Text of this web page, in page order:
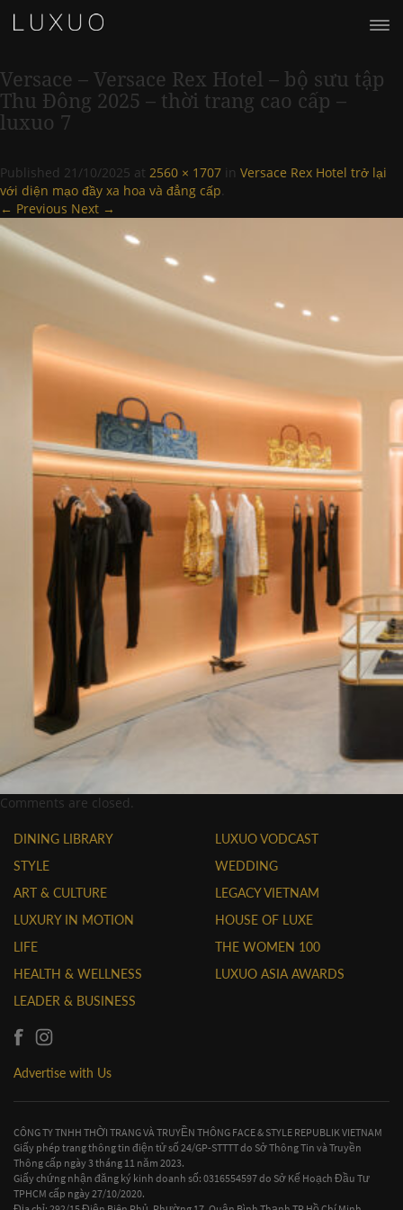
Versace – Versace Rex Hotel – bộ sưu tập
Thu Đông 2025 – thời trang cao cấp –
luxuo 7
Published 21/10/2025 at 2560 × 1707 in Versace Rex Hotel trở lại
với diện mạo đầy xa hoa và đẳng cấp.
← Previous Next →
Comments are closed.
DINING LIBRARY
STYLE
ART & CULTURE
LUXURY IN MOTION
LIFE
HEALTH & WELLNESS
LEADER & BUSINESS
LUXUO VODCAST
WEDDING
LEGACY VIETNAM
HOUSE OF LUXE
THE WOMEN 100
LUXUO ASIA AWARDS
Advertise with Us
CÔNG TY TNHH THỜI TRANG VÀ TRUYỀN THÔNG FACE & STYLE REPUBLIK VIETNAM
Giấy phép trang thông tin điện tử số 24/GP-STTTT do Sở Thông Tin và Truyền
Thông cấp ngày 3 tháng 11 năm 2023.
Giấy chứng nhận đăng ký kinh doanh số: 0316554597 do Sở Kế Hoạch Đầu Tư
TPHCM cấp ngày 27/10/2020.